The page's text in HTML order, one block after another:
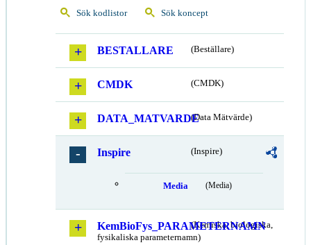
Sök kodlistor Sök koncept
BESTALLARE (Beställare)
CMDK (CMDK)
DATA_MATVARDE(Data Mätvärde)
Inspire (Inspire)
Media (Media)
KemBioFys_PARAMETERNAMN
(Kemiska, biologiska,
fysikaliska parameternamn)